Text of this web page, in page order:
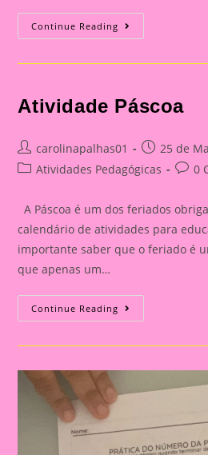
Continue Reading Atividade
Páscoa
Atividade Páscoa
Post
author:
carolinapalhas01
Post
published:
25 de
PostAtividades Pedagógicas
Post0
A Páscoa é um dos feriados
calendário de atividades para
importante saber que o feriado é
que apenas um…
Continue Reading Atividade
Páscoa